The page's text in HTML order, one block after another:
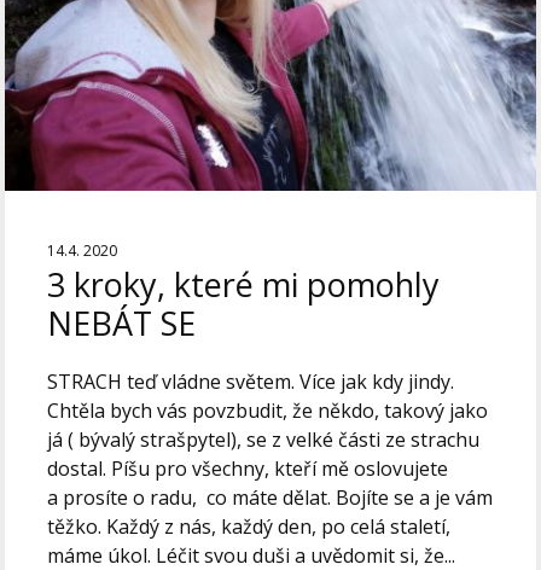
14.4. 2020
3 kroky, které mi pomohly
NEBÁT SE
STRACH teď vládne světem. Více jak kdy jindy.
Chtěla bych vás povzbudit, že někdo, takový jako
já ( bývalý strašpytel), se z velké části ze strachu
dostal. Píšu pro všechny, kteří mě oslovujete
a prosíte o radu, co máte dělat. Bojíte se a je vám
těžko. Každý z nás, každý den, po celá staletí,
máme úkol. Léčit svou duši a uvědomit si, že...